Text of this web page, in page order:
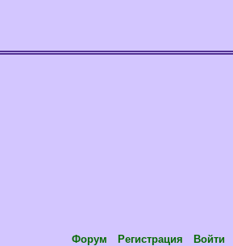
Форум Регистрация Войти